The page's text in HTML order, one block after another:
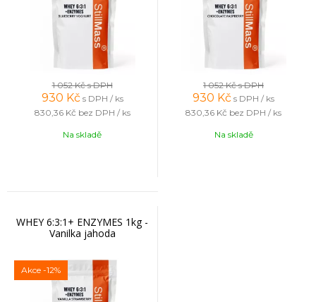
1 052 Kčs DPH
930 Kč s DPH / ks
830,36 Kč bez DPH / ks
Na skladě
1 052 Kčs DPH
930 Kč s DPH / ks
830,36 Kč bez DPH / ks
Na skladě
WHEY 6:3:1+ ENZYMES 1kg -
Vanilka jahoda
Akce -12%